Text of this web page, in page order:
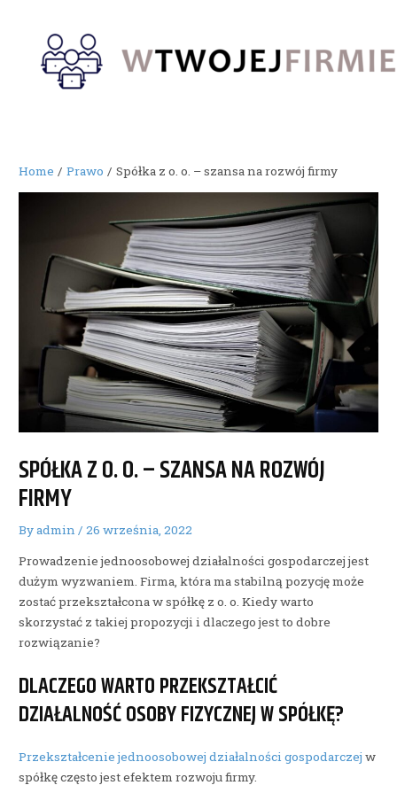
content
Home Prawo Spółka z o. o. – szansa na rozwój firmy
SPÓŁKA Z O. O. – SZANSA NA ROZWÓJ
FIRMY
Byadmin/26 września, 2022
Prowadzenie jednoosobowej działalności gospodarczej jest
dużym wyzwaniem. Firma, która ma stabilną pozycję może
zostać przekształcona w spółkę z o. o. Kiedy warto
skorzystać z takiej propozycji i dlaczego jest to dobre
rozwiązanie?
DLACZEGO WARTO PRZEKSZTAŁCIĆ
DZIAŁALNOŚĆ OSOBY FIZYCZNEJ W SPÓŁKĘ?
Przekształcenie jednoosobowej działalności gospodarczej w
spółkę często jest efektem rozwoju firmy.